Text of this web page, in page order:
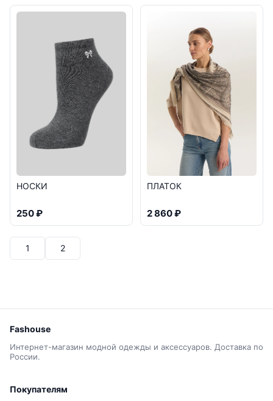
НОСКИ
250 ₽
ПЛАТОК
2 860 ₽
1 2
Fashouse
Интернет-магазин модной одежды и аксессуаров. Доставка по
России.
Покупателям